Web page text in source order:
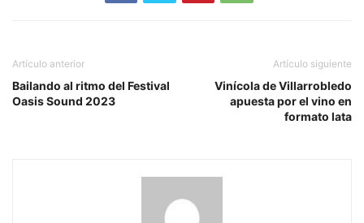
Artículo anterior
Bailando al ritmo del Festival
Oasis Sound 2023
Artículo siguiente
Vinícola de Villarrobledo
apuesta por el vino en
formato lata